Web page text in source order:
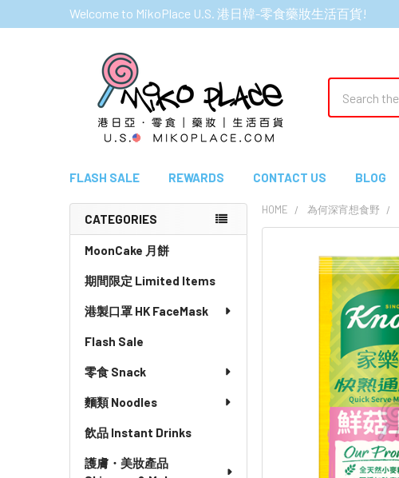
Welcome to MikoPlace U.S. 港日韓-零食藥妝生活百貨!
FLASH SALE REWARDS CONTACT US BLOG
Sidebar
CATEGORIES
MoonCake 月餅
期間限定 Limited Items
港製口罩 HK FaceMask
Flash Sale
零食 Snack
麵類 Noodles
飲品 Instant Drinks
護膚・美妝產品
HOME 為何深宵想食野